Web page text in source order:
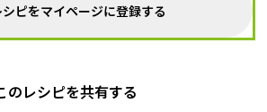
シピをマイページに登録する
のレシピを共有する